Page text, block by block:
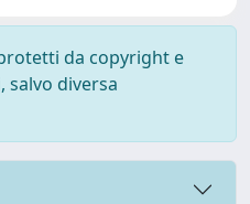
da copyright e
diversa